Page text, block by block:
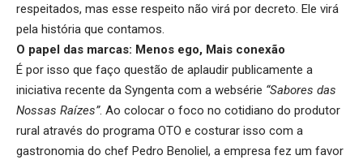
respeitados, mas esse respeito não virá por decreto. Ele virá
pela história que contamos.
O papel das marcas: Menos ego, Mais conexão
É por isso que faço questão de aplaudir publicamente a
iniciativa recente da Syngenta com a websérie “Sabores das
Nossas Raízes”. Ao colocar o foco no cotidiano do produtor
rural através do programa OTO e costurar isso com a
gastronomia do chef Pedro Benoliel, a empresa fez um favor